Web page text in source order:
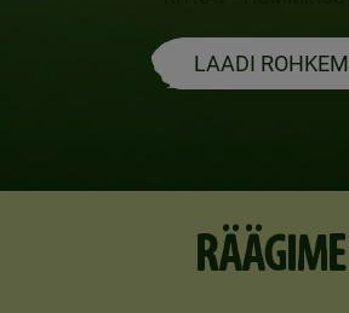
LAADI ROHKEM
RÄÄGIME